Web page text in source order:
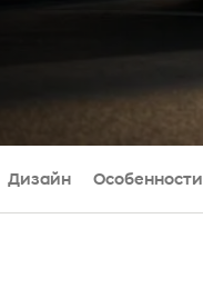
Дизайн Особенности